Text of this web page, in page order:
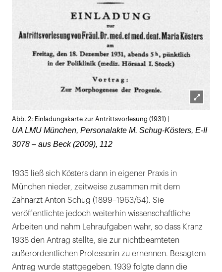
Abb. 2: Einladungskarte zur Antrittsvorlesung (1931) |
UA LMU München, Personalakte M. Schug-Kösters, E-II
3078 – aus Beck (2009), 112
1935 ließ sich Kösters dann in eigener Praxis in
München nieder, zeitweise zusammen mit dem
Zahnarzt Anton Schug (1899–1963/64). Sie
veröffentlichte jedoch weiterhin wissenschaftliche
Arbeiten und nahm Lehraufgaben wahr, so dass Kranz
1938 den Antrag stellte, sie zur nichtbeamteten
außerordentlichen Professorin zu ernennen. Besagtem
Antrag wurde stattgegeben. 1939 folgte dann die